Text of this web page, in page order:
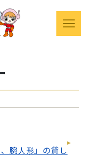
腕人形」の貸し